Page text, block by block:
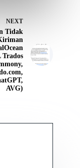
NEXT
Tidak
Trados
AVG)